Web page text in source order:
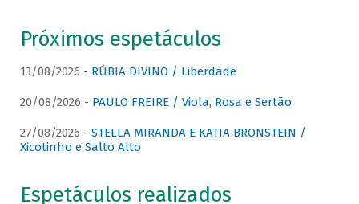
Próximos espetáculos
13/08/2026 - RÚBIA DIVINO / Liberdade
20/08/2026 - PAULO FREIRE / Viola, Rosa e Sertão
27/08/2026 - STELLA MIRANDA E KATIA BRONSTEIN /
Xicotinho e Salto Alto
Espetáculos realizados